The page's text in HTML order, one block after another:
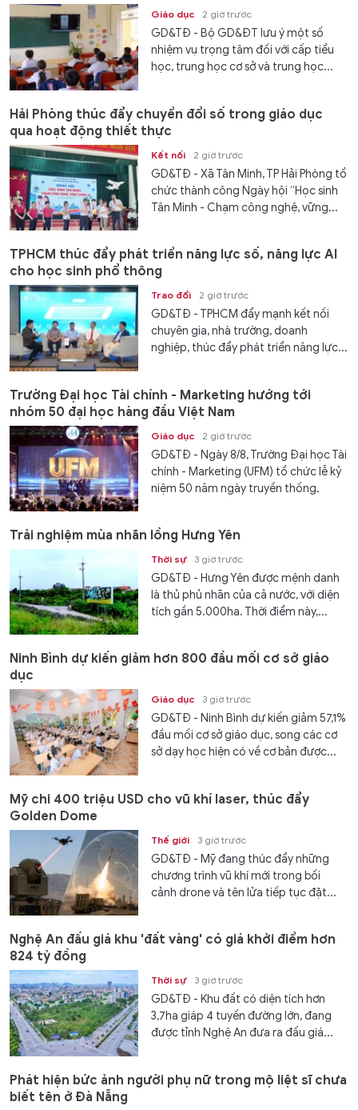
Giáo dục 2 giờ trước
GD&TĐ - Bộ GD&ĐT lưu ý một số
nhiệm vụ trọng tâm đối với cấp tiểu
học, trung học cơ sở và trung học...
Hải Phòng thúc đẩy chuyển đổi số trong giáo dục
qua hoạt động thiết thực
Kết nối 2 giờ trước
GD&TĐ - Xã Tân Minh, TP Hải Phòng tổ
chức thành công Ngày hội “Học sinh
Tân Minh - Chạm công nghệ, vững...
TPHCM thúc đẩy phát triển năng lực số, năng lực AI
cho học sinh phổ thông
Trao đổi 2 giờ trước
GD&TĐ - TPHCM đẩy mạnh kết nối
chuyên gia, nhà trường, doanh
nghiệp, thúc đẩy phát triển năng lực...
Trường Đại học Tài chính - Marketing hướng tới
nhóm 50 đại học hàng đầu Việt Nam
Giáo dục 2 giờ trước
GD&TĐ - Ngày 8/8, Trường Đại học Tài
chính - Marketing (UFM) tổ chức lễ kỷ
niệm 50 năm ngày truyền thống.
Trải nghiệm mùa nhãn lồng Hưng Yên
Thời sự 3 giờ trước
GD&TĐ - Hưng Yên được mệnh danh
là thủ phủ nhãn của cả nước, với diện
tích gần 5.000ha. Thời điểm này,...
Ninh Bình dự kiến giảm hơn 800 đầu mối cơ sở giáo
dục
Giáo dục 3 giờ trước
GD&TĐ - Ninh Bình dự kiến giảm 57,1%
đầu mối cơ sở giáo dục, song các cơ
sở dạy học hiện có về cơ bản được...
Mỹ chi 400 triệu USD cho vũ khí laser, thúc đẩy
Golden Dome
Thế giới 3 giờ trước
GD&TĐ - Mỹ đang thúc đẩy những
chương trình vũ khí mới trong bối
cảnh drone và tên lửa tiếp tục đặt...
Nghệ An đấu giá khu 'đất vàng' có giá khởi điểm hơn
824 tỷ đồng
Thời sự 3 giờ trước
GD&TĐ - Khu đất có diện tích hơn
3,7ha giáp 4 tuyến đường lớn, đang
được tỉnh Nghệ An đưa ra đấu giá...
Phát hiện bức ảnh người phụ nữ trong mộ liệt sĩ chưa
biết tên ở Đà Nẵng